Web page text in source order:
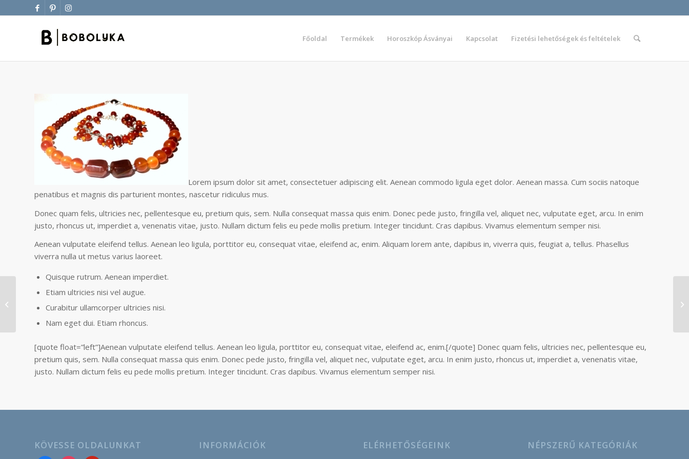
Főoldal Termékek Horoszkóp Ásványai Kapcsolat Fizetési lehetőségek és feltételek
Lorem ipsum dolor sit amet, consectetuer adipiscing elit. Aenean commodo ligula eget dolor. Aenean massa. Cum sociis natoque
penatibus et magnis dis parturient montes, nascetur ridiculus mus.
Donec quam felis, ultricies nec, pellentesque eu, pretium quis, sem. Nulla consequat massa quis enim. Donec pede justo, fringilla vel, aliquet nec, vulputate eget, arcu. In enim
justo, rhoncus ut, imperdiet a, venenatis vitae, justo. Nullam dictum felis eu pede mollis pretium. Integer tincidunt. Cras dapibus. Vivamus elementum semper nisi.
Aenean vulputate eleifend tellus. Aenean leo ligula, porttitor eu, consequat vitae, eleifend ac, enim. Aliquam lorem ante, dapibus in, viverra quis, feugiat a, tellus. Phasellus
viverra nulla ut metus varius laoreet.
Quisque rutrum. Aenean imperdiet.
Etiam ultricies nisi vel augue.
Curabitur ullamcorper ultricies nisi.
Nam eget dui. Etiam rhoncus.
[quote float=”left”]Aenean vulputate eleifend tellus. Aenean leo ligula, porttitor eu, consequat vitae, eleifend ac, enim.[/quote] Donec quam felis, ultricies nec, pellentesque eu,
pretium quis, sem. Nulla consequat massa quis enim. Donec pede justo, fringilla vel, aliquet nec, vulputate eget, arcu. In enim justo, rhoncus ut, imperdiet a, venenatis vitae,
justo. Nullam dictum felis eu pede mollis pretium. Integer tincidunt. Cras dapibus. Vivamus elementum semper nisi.
KÖVESSE OLDALUNKAT INFORMÁCIÓK ELÉRHETŐSÉGEINK NÉPSZERŰ KATEGÓRIÁK
Post Formats is a
introduced with
Version 3.1. Post